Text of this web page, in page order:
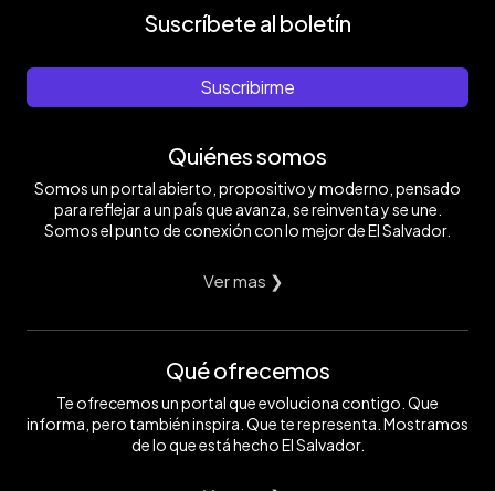
Suscríbete al boletín
Suscribirme
Quiénes somos
Somos un portal abierto, propositivo y moderno, pensado
para reflejar a un país que avanza, se reinventa y se une.
Somos el punto de conexión con lo mejor de El Salvador.
Ver mas ❯
Qué ofrecemos
Te ofrecemos un portal que evoluciona contigo. Que
informa, pero también inspira. Que te representa. Mostramos
de lo que está hecho El Salvador.